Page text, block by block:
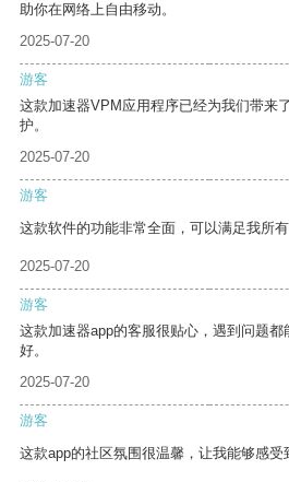
助你在网络上自由移动。
2025-07-20
游客
这款加速器VPM应用程序已经为我们带来
护。
2025-07-20
游客
这款软件的功能非常全面，可以满足我所有
2025-07-20
游客
这款加速器app的客服很贴心，遇到问题
好。
2025-07-20
游客
这款app的社区氛围很温馨，让我能够感受